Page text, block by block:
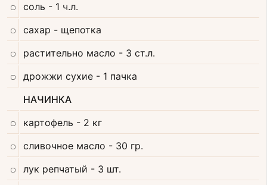
соль - 1 ч.л.
сахар - щепотка
растительно масло - 3 ст.л.
дрожжи сухие - 1 пачка
НАЧИНКА
картофель - 2 кг
сливочное масло - 30 гр.
лук репчатый - 3 шт.